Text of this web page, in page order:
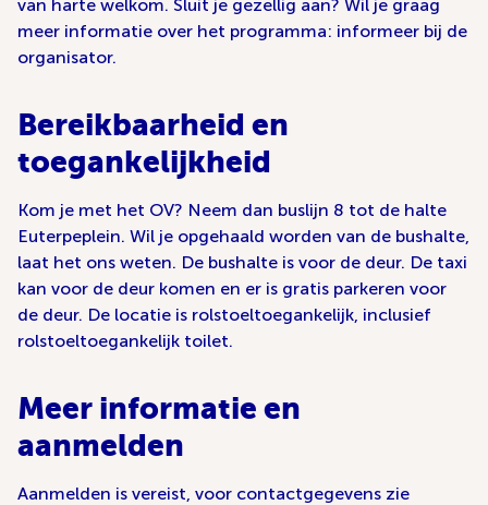
van harte welkom. Sluit je gezellig aan? Wil je graag
meer informatie over het programma: informeer bij de
organisator.
Bereikbaarheid en
toegankelijkheid
Kom je met het OV? Neem dan buslijn 8 tot de halte
Euterpeplein. Wil je opgehaald worden van de bushalte,
laat het ons weten. De bushalte is voor de deur. De taxi
kan voor de deur komen en er is gratis parkeren voor
de deur. De locatie is rolstoeltoegankelijk, inclusief
rolstoeltoegankelijk toilet.
Meer informatie en
aanmelden
Aanmelden is vereist, voor contactgegevens zie